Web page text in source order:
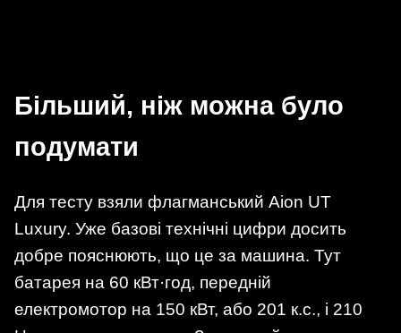
Більший, ніж можна було
подумати
Для тесту взяли флагманський Aion UT
Luxury. Уже базові технічні цифри досить
добре пояснюють, що це за машина. Тут
батарея на 60 кВт·год, передній
електромотор на 150 кВт, або 201 к.с., і 210